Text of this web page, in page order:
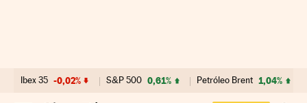
Ibex 35 -0,02% S&P 500 0,61% Petróleo Brent 1,04%